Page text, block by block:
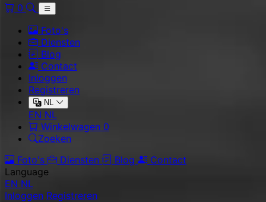
0
Foto's
Diensten
Blog
Contact
Inloggen
Registreren
NL
EN NL
Winkelwagen 0
Zoeken
Foto's
Diensten Blog
Contact
Language
EN NL
Inloggen Registreren